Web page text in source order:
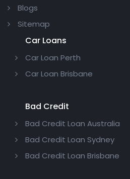
Blogs
Sitemap
Car Loans
Car Loan Perth
Car Loan Brisbane
Bad Credit
Bad Credit Loan Australia
Bad Credit Loan Sydney
Bad Credit Loan Brisbane